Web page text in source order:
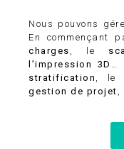
Nous pouvons
En commençant
charges , le
l’impression 3D
stratification
, le
gestion de projet